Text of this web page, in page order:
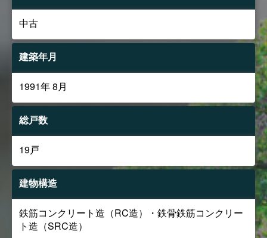
中古
建築年月
1991年 8月
総戸数
19戸
建物構造
鉄筋コンクリート造（RC造）・鉄骨鉄筋コンクリー
ト造（SRC造）